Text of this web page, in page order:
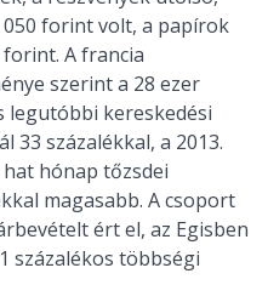
forint volt, a papírok
forint. A francia
szerint a 28 ezer
legutóbbi kereskedési
33 százalékkal, a 2013.
hónap tőzsdei
magasabb. A csoport
ért el, az Egisben
százalékos többségi